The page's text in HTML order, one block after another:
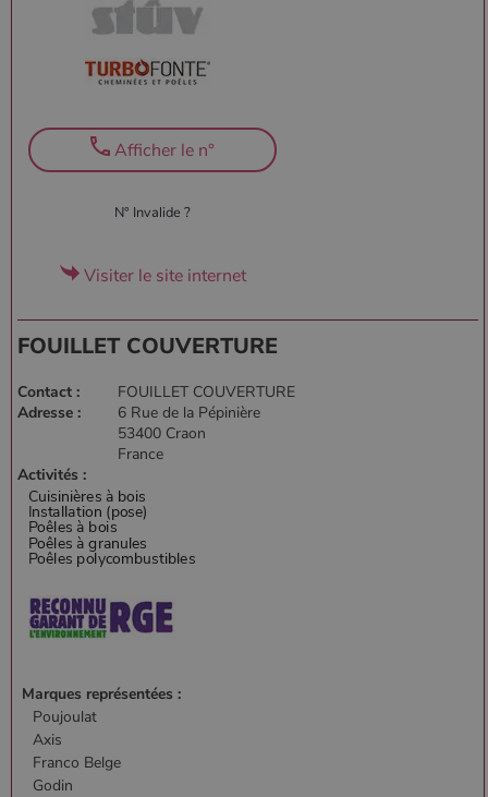
N° Invalide ?
Afficher le n°
Visiter le site internet
FOUILLET COUVERTURE
Contact :
FOUILLET COUVERTURE
Adresse :
6 Rue de la Pépinière
53400 Craon
France
Activités :
Marques représentées :
Poujoulat
Axis
Franco Belge
Godin
_ga_W8LED1F420
.poelesabois.com